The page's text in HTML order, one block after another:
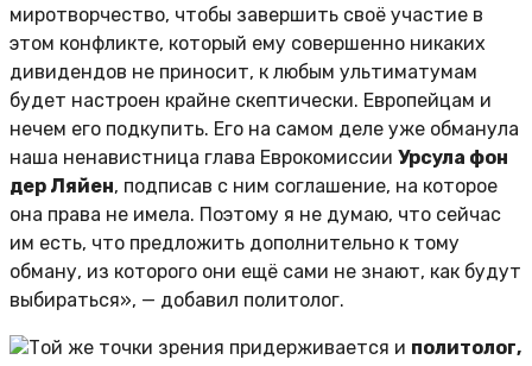
миротворчество, чтобы завершить своё участие в
этом конфликте, который ему совершенно никаких
дивидендов не приносит, к любым ультиматумам
будет настроен крайне скептически. Европейцам и
нечем его подкупить. Его на самом деле уже обманула
наша ненавистница глава Еврокомиссии Урсула фон
дер Ляйен, подписав с ним соглашение, на которое
она права не имела. Поэтому я не думаю, что сейчас
им есть, что предложить дополнительно к тому
обману, из которого они ещё сами не знают, как будут
выбираться», — добавил политолог.
Той же точки зрения придерживается и политолог,